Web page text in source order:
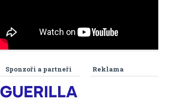
Reklama
Sponzoři a partneři